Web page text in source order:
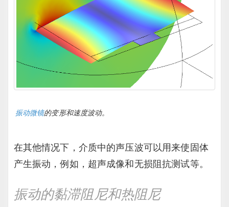
振动微镜的变形和速度波动。
在其他情况下，介质中的声压波可以用来使固体
产生振动，例如，超声成像和无损阻抗测试等。
振动的黏滞阻尼和热阻尼